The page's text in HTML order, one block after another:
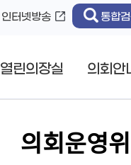
인터넷방송 통합
열린의장실 의회안
의회운영